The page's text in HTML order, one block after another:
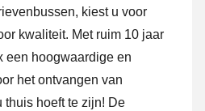
kiest u voor
kwaliteit. Met ruim 10 jaar
een hoogwaardige en
het ontvangen van
thuis hoeft te zijn! De